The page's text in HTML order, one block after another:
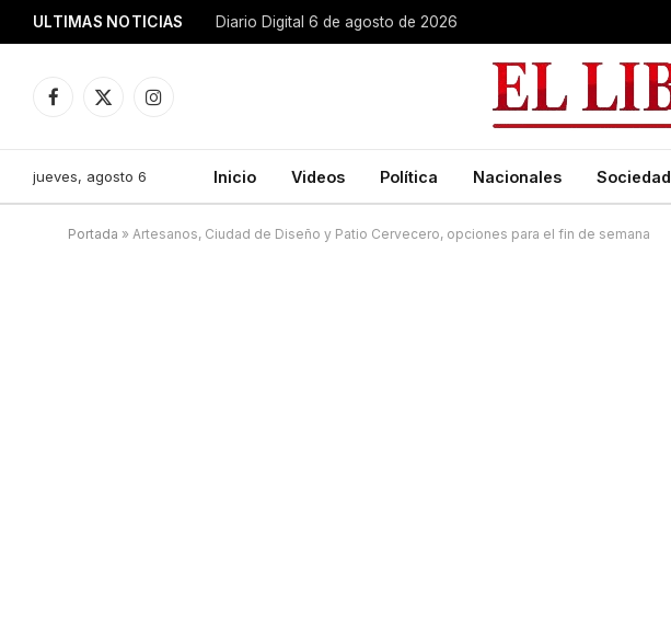
ULTIMAS NOTICIAS Diario Digital 6 de agosto de 2026
Facebook
X
Instagram
jueves, agosto 6 Inicio Videos Política Nacionales Sociedad
Portada » Artesanos, Ciudad de Diseño y Patio Cervecero, opciones para el fin de semana